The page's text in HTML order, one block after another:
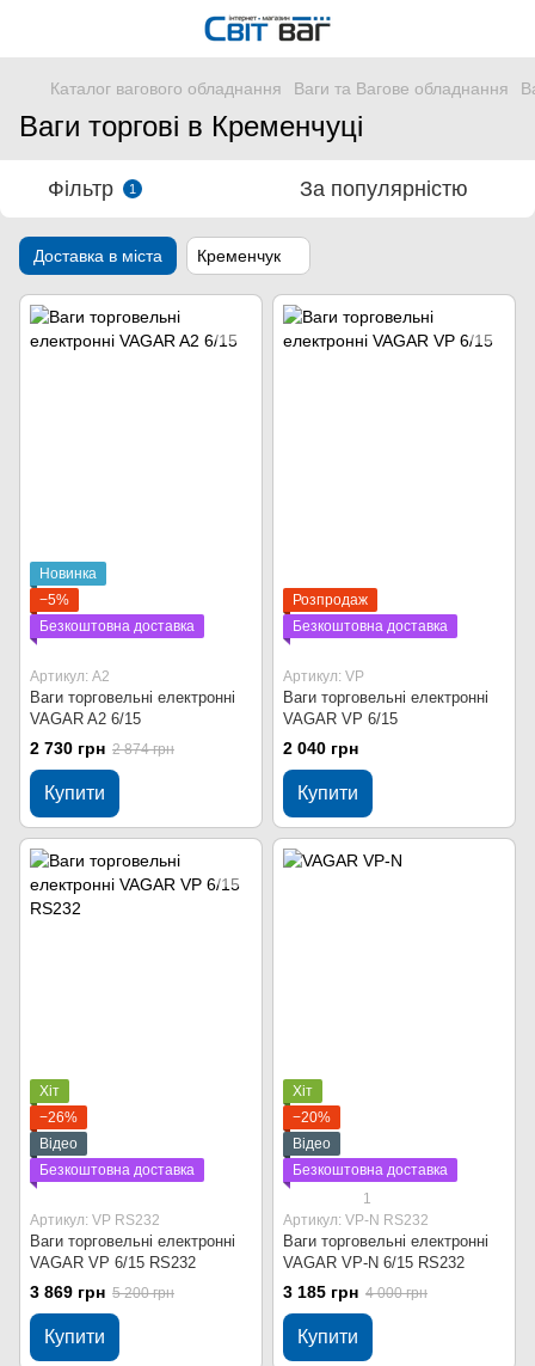
Каталог вагового обладнання Ваги та Вагове обладнання
Ваги торгові в Кременчуці
Фільтр 1 За популярністю
Доставка в міста Кременчук
Новинка
−5%
Безкоштовна доставка
Артикул: A2
Ваги торговельні електронні
VAGAR A2 6/15
2 730 грн 2 874 грн
Купити
Розпродаж
Безкоштовна доставка
Артикул: VP
Ваги торговельні електронні
VAGAR VP 6/15
2 040 грн
Купити
Хіт
−26%
Відео
Безкоштовна доставка
Артикул: VP RS232
Ваги торговельні електронні
VAGAR VP 6/15 RS232
3 869 грн 5 200 грн
Купити
Хіт
−20%
Відео
Безкоштовна доставка
1
Артикул: VP-N RS232
Ваги торговельні електронні
VAGAR VP-N 6/15 RS232
3 185 грн 4 000 грн
Купити